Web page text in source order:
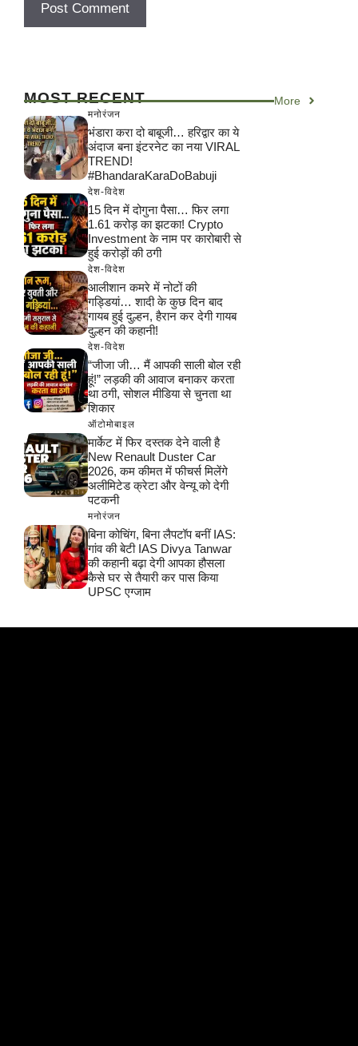
MOST RECENT More
मनोरंजन
भंडारा करा दो बाबूजी… हरिद्वार का ये
अंदाज बना इंटरनेट का नया VIRAL
TREND!
#BhandaraKaraDoBabuji
देश-विदेश
15 दिन में दोगुना पैसा… फिर लगा
1.61 करोड़ का झटका! Crypto
Investment के नाम पर कारोबारी से
हुई करोड़ों की ठगी
देश-विदेश
आलीशान कमरे में नोटों की
गड्डियां… शादी के कुछ दिन बाद
गायब हुई दुल्हन, हैरान कर देगी गायब
दुल्हन की कहानी!
देश-विदेश
“जीजा जी… मैं आपकी साली बोल रही
हूं!” लड़की की आवाज बनाकर करता
था ठगी, सोशल मीडिया से चुनता था
शिकार
ऑटोमोबाइल
मार्केट में फिर दस्तक देने वाली है
New Renault Duster Car
2026, कम कीमत में फीचर्स मिलेंगे
अलीमिटेड क्रेटा और वेन्यू को देगी
पटकनी
मनोरंजन
बिना कोचिंग, बिना लैपटॉप बनीं IAS:
गांव की बेटी IAS Divya Tanwar
की कहानी बढ़ा देगी आपका हौसला
कैसे घर से तैयारी कर पास किया
UPSC एग्जाम